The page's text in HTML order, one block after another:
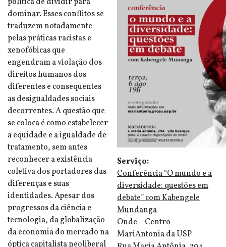
dominar. Esses conflitos se
traduzem notadamente
pelas práticas racistas e
xenofóbicas que
engendram a violação dos
direitos humanos dos
diferentes e consequentes
as desigualdades sociais
decorrentes. A questão que
se coloca é como estabelecer
a equidade e a igualdade de
tratamento, sem antes
reconhecer a existência
coletiva dos portadores das
diferenças e suas
identidades. Apesar dos
progressos da ciência e
tecnologia, da globalização
da economia do mercado na
óptica capitalista neoliberal
Serviço:
Conferência “O mundo e a
diversidade: questões em
debate” com Kabengele
Mundanga
Onde | Centro
MariAntonia da USP